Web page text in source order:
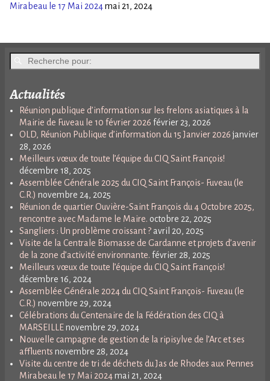
Mirabeau le 17 Mai 2024mai 21, 2024
Actualités
Réunion publique d’information sur les frelons asiatiques à la
Mairie de Fuveau le 10 février 2026 février 23, 2026
OLD, Réunion Publique d’information du 15 Janvier 2026 janvier
28, 2026
Meilleurs vœux de toute l’équipe du CIQ Saint François!
décembre 18, 2025
Assemblée Générale 2025 du CIQ Saint François- Fuveau (le
C.R.) novembre 24, 2025
Réunion de quartier Ouvière-Saint François du 4 Octobre 2025,
rencontre avec Madame le Maire. octobre 22, 2025
Sangliers : Un problème croissant ? avril 20, 2025
Visite de la Centrale Biomasse de Gardanne et projets d’avenir
de la zone d’activité environnante. février 28, 2025
Meilleurs vœux de toute l’équipe du CIQ Saint François!
décembre 16, 2024
Assemblée Générale 2024 du CIQ Saint François- Fuveau (le
C.R.) novembre 29, 2024
Célébrations du Centenaire de la Fédération des CIQ à
MARSEILLEnovembre 29, 2024
Nouvelle campagne de gestion de la ripisylve de l’Arc et ses
affluents novembre 28, 2024
Visite du centre de tri de déchets du Jas de Rhodes aux Pennes
Mirabeau le 17 Mai 2024mai 21, 2024